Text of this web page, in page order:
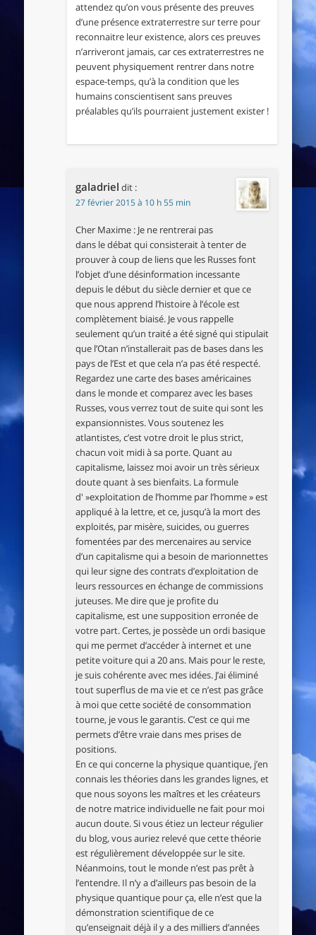
attendez qu’on vous présente des preuves
d’une présence extraterrestre sur terre pour
reconnaitre leur existence, alors ces preuves
n’arriveront jamais, car ces extraterrestres ne
peuvent physiquement rentrer dans notre
espace-temps, qu’à la condition que les
humains conscientisent sans preuves
préalables qu’ils pourraient justement exister !
galadriel dit :
27 février 2015 à 10 h 55 min
Cher Maxime : Je ne rentrerai pas
dans le débat qui consisterait à tenter de
prouver à coup de liens que les Russes font
l’objet d’une désinformation incessante
depuis le début du siècle dernier et que ce
que nous apprend l’histoire à l’école est
complètement biaisé. Je vous rappelle
seulement qu’un traité a été signé qui stipulait
que l’Otan n’installerait pas de bases dans les
pays de l’Est et que cela n’a pas été respecté.
Regardez une carte des bases américaines
dans le monde et comparez avec les bases
Russes, vous verrez tout de suite qui sont les
expansionnistes. Vous soutenez les
atlantistes, c’est votre droit le plus strict,
chacun voit midi à sa porte. Quant au
capitalisme, laissez moi avoir un très sérieux
doute quant à ses bienfaits. La formule
d' »exploitation de l’homme par l’homme » est
appliqué à la lettre, et ce, jusqu’à la mort des
exploités, par misère, suicides, ou guerres
fomentées par des mercenaires au service
d’un capitalisme qui a besoin de marionnettes
qui leur signe des contrats d’exploitation de
leurs ressources en échange de commissions
juteuses. Me dire que je profite du
capitalisme, est une supposition erronée de
votre part. Certes, je possède un ordi basique
qui me permet d’accéder à internet et une
petite voiture qui a 20 ans. Mais pour le reste,
je suis cohérente avec mes idées. J’ai éliminé
tout superflus de ma vie et ce n’est pas grâce
à moi que cette société de consommation
tourne, je vous le garantis. C’est ce qui me
permets d’être vraie dans mes prises de
positions.
En ce qui concerne la physique quantique, j’en
connais les théories dans les grandes lignes, et
que nous soyons les maîtres et les créateurs
de notre matrice individuelle ne fait pour moi
aucun doute. Si vous étiez un lecteur régulier
du blog, vous auriez relevé que cette théorie
est régulièrement développée sur le site.
Néanmoins, tout le monde n’est pas prêt à
l’entendre. Il n’y a d’ailleurs pas besoin de la
physique quantique pour ça, elle n’est que la
démonstration scientifique de ce
qu’enseignait déjà il y a des milliers d’années